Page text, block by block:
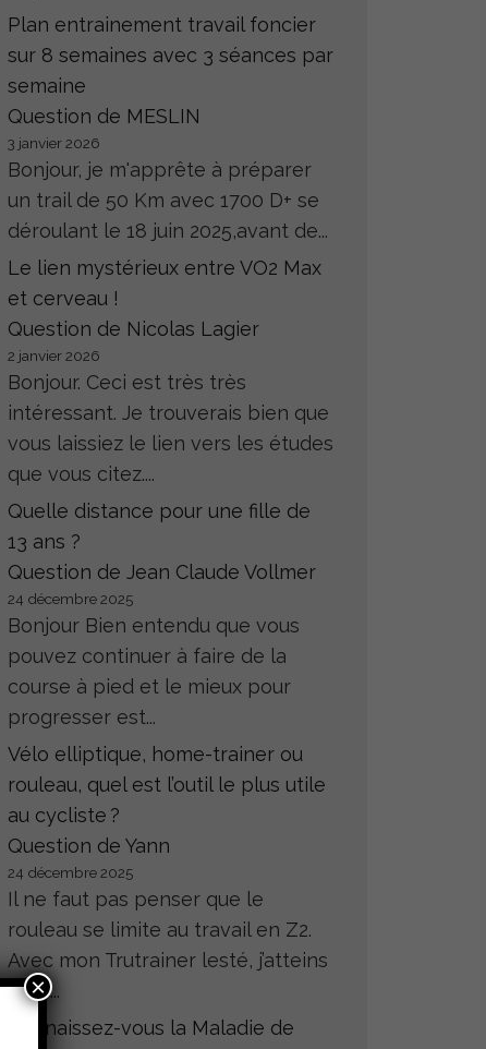
Plan entrainement travail foncier
sur 8 semaines avec 3 séances par
semaine
Question de MESLIN
3 janvier 2026
Bonjour, je m'apprête à préparer
un trail de 50 Km avec 1700 D+ se
déroulant le 18 juin 2025,avant de...
Le lien mystérieux entre VO2 Max
et cerveau !
Question de Nicolas Lagier
2 janvier 2026
Bonjour. Ceci est très très
intéressant. Je trouverais bien que
vous laissiez le lien vers les études
que vous citez....
Quelle distance pour une fille de
13 ans ?
Question de Jean Claude Vollmer
24 décembre 2025
Bonjour Bien entendu que vous
pouvez continuer à faire de la
course à pied et le mieux pour
progresser est...
Vélo elliptique, home-trainer ou
rouleau, quel est l’outil le plus utile
au cycliste ?
Question de Yann
24 décembre 2025
Il ne faut pas penser que le
rouleau se limite au travail en Z2.
Avec mon Trutrainer lesté, j’atteins
sans...
Connaissez-vous la Maladie de
×